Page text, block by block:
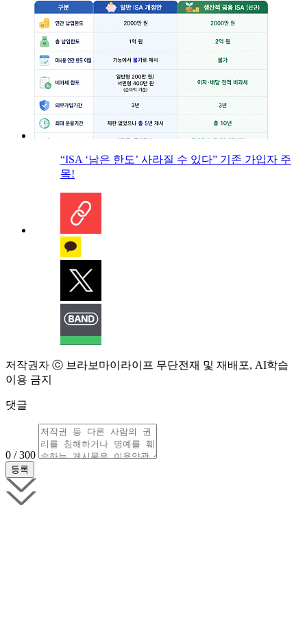
“ISA ‘남은 한도’ 사라질 수 있다” 기존 가입자 주
목!
저작권자 ⓒ 브라보마이라이프 무단전재 및 재배포, AI학습
이용 금지
댓글
0 / 300